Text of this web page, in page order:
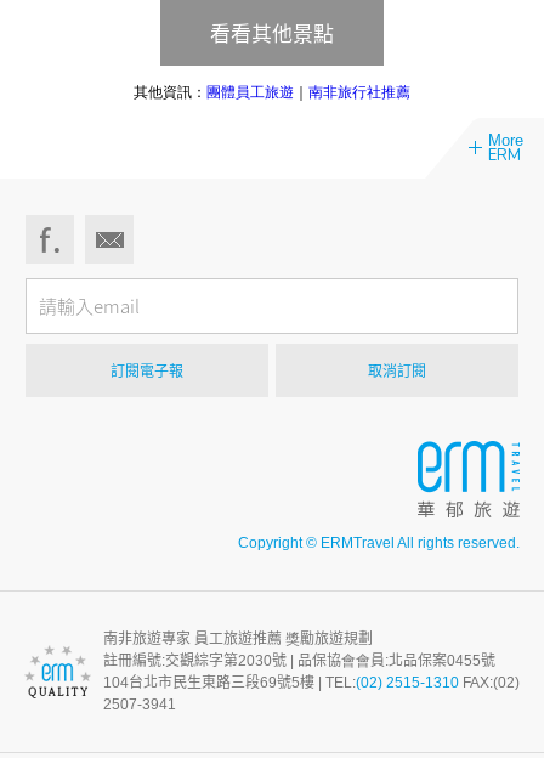
看看其他景點
其他資訊： 團體員工旅遊 南非旅行社推薦
More
ERM
Copyright © ERMTravel All rights reserved.
南非旅遊專家 員工旅遊推薦 獎勵旅遊規劃
註冊編號:交觀綜字第2030號 | 品保協會會員:北品保案0455號
104台北市⺠生東路三段69號5樓 | TEL:(02) 2515-1310 FAX:(02)
2507-3941